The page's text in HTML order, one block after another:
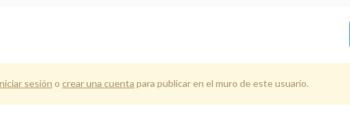
sesión o crear una cuenta para publicar en el muro de este usuario.